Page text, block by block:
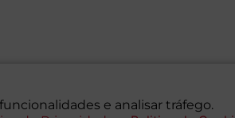
e analisar tráfego.